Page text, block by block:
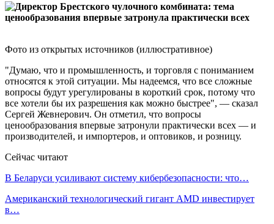
Фото из открытых источников (иллюстративное)
"Думаю, что и промышленность, и торговля с пониманием
относятся к этой ситуации. Мы надеемся, что все сложные
вопросы будут урегулированы в короткий срок, потому что
все хотели бы их разрешения как можно быстрее", — сказал
Сергей Жевнерович. Он отметил, что вопросы
ценообразования впервые затронули практически всех — и
производителей, и импортеров, и оптовиков, и розницу.
Сейчас читают
В Беларуси усиливают систему кибербезопасности: что…
Американский технологический гигант AMD инвестирует
в…